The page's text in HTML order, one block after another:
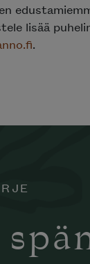
lisää
.